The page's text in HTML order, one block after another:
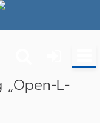
„Open-L-